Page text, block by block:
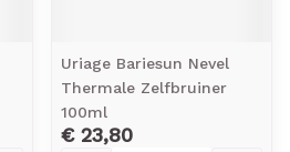
Uriage Bariesun Nevel
Thermale Zelfbruiner
100ml
€ 23,80